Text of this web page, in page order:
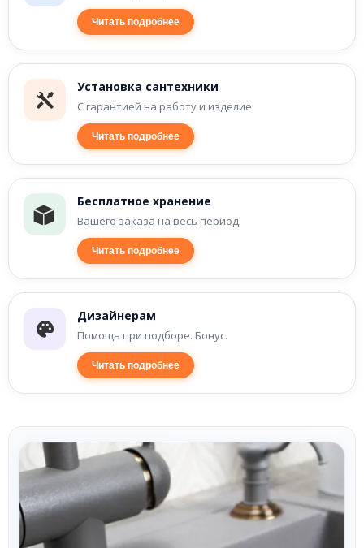
Читать подробнее
Установка сантехники
С гарантией на работу и изделие.
Читать подробнее
Бесплатное хранение
Вашего заказа на весь период.
Читать подробнее
Дизайнерам
Помощь при подборе. Бонус.
Читать подробнее